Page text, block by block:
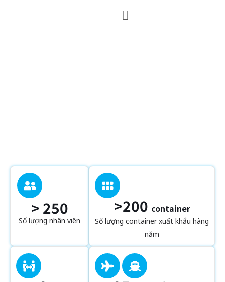
> 250
Số lượng nhân viên
>200 container
Số lượng container xuất khẩu hàng
năm